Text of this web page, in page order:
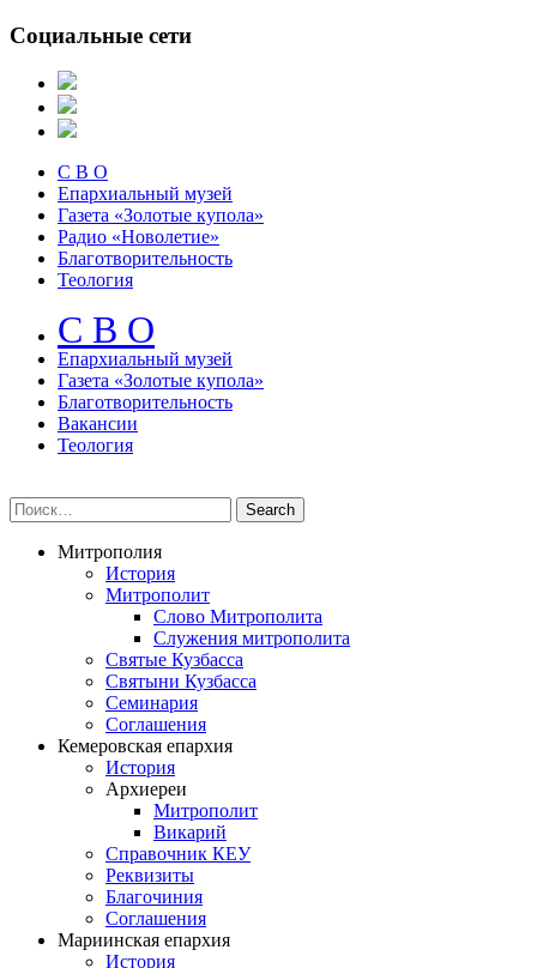
Социальные сети
С В О
Епархиальный музей
Газета «Золотые купола»
Радио «Новолетие»
Благотворительность
Теология
С В О
Епархиальный музeй
Газета «Золотые купола»
Благотворительность
Вакансии
Теология
Митрополия
История
Митрополит
Слово Митрополита
Служения митрополита
Святые Кузбасса
Святыни Кузбасса
Семинария
Соглашения
Кемеровская епархия
История
Архиереи
Митрополит
Викарий
Справочник КЕУ
Реквизиты
Благочиния
Соглашения
Мариинская епархия
История